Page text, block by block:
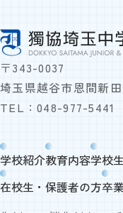
〒343-0037
埼玉県越谷市恩間新
TEL：048-977-5441
学校紹介教育内容学校
在校生・保護者の方卒